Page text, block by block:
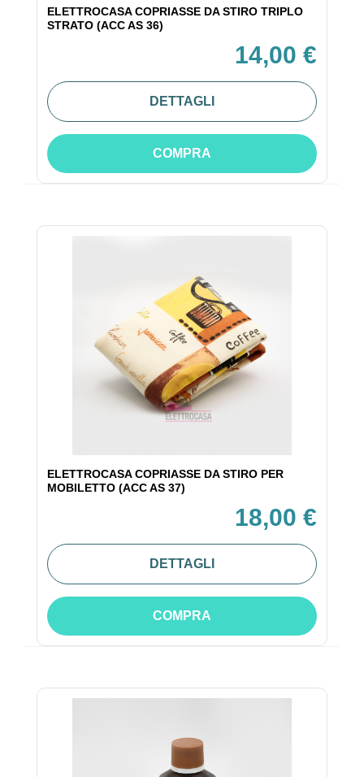
ELETTROCASA COPRIASSE DA STIRO TRIPLO
STRATO (ACC AS 36)
14,00 €
DETTAGLI
COMPRA
ELETTROCASA COPRIASSE DA STIRO PER
MOBILETTO (ACC AS 37)
18,00 €
DETTAGLI
COMPRA